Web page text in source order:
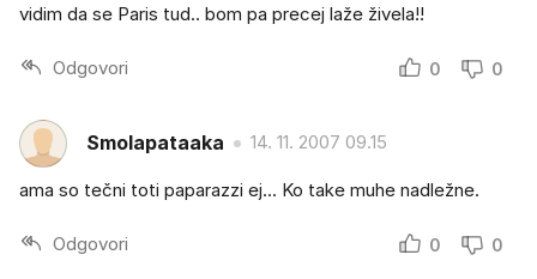
vidim da se Paris tud.. bom pa precej laže živela!!
Odgovori 0 0
Smolapataaka 14. 11. 2007 09.15
ama so tečni toti paparazzi ej... Ko take muhe nadležne.
Odgovori 0 0